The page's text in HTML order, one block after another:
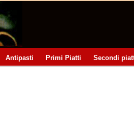
Antipasti Primi Piatti Secondi